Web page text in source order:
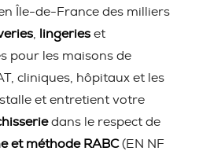
Île-de-France des milliers
lingeries et
pour les maisons de
cliniques, hôpitaux et les
et entretient votre
dans le respect de
et méthode RABC(EN NF